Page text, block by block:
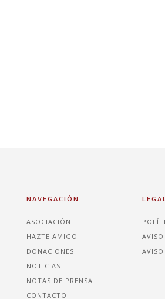
NAVEGACIÓN
ASOCIACIÓN
HAZTE AMIGO
DONACIONES
NOTICIAS
NOTAS DE PRENSA
CONTACTO
LEGAL
AVISO